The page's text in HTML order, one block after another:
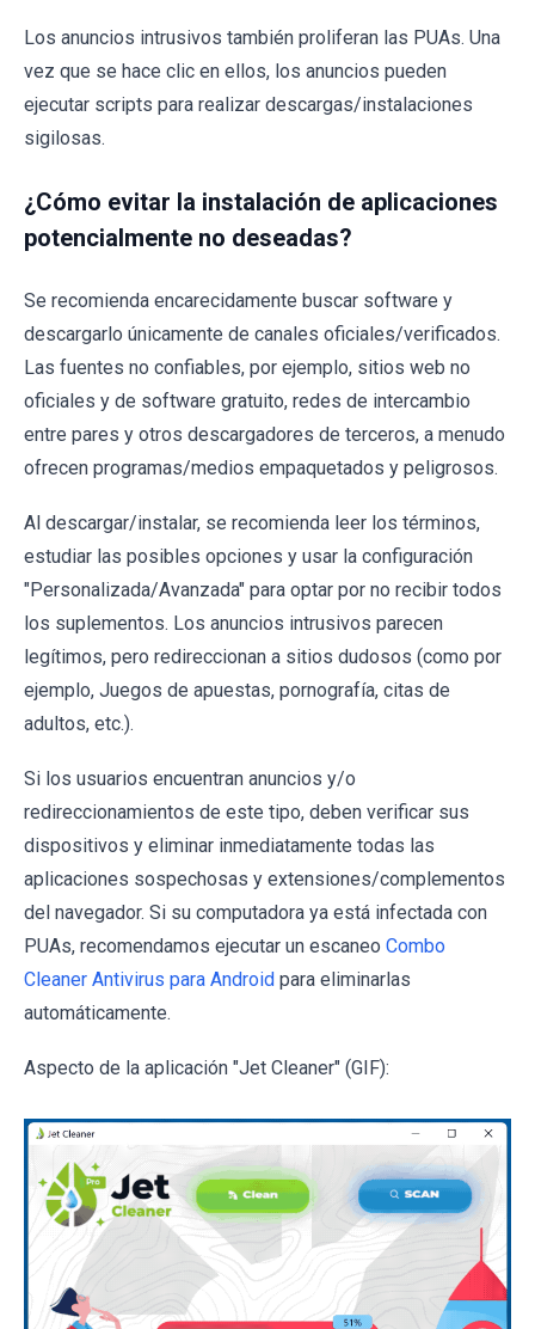
Los anuncios intrusivos también proliferan las PUAs. Una
vez que se hace clic en ellos, los anuncios pueden
ejecutar scripts para realizar descargas/instalaciones
sigilosas.
¿Cómo evitar la instalación de aplicaciones
potencialmente no deseadas?
Se recomienda encarecidamente buscar software y
descargarlo únicamente de canales oficiales/verificados.
Las fuentes no confiables, por ejemplo, sitios web no
oficiales y de software gratuito, redes de intercambio
entre pares y otros descargadores de terceros, a menudo
ofrecen programas/medios empaquetados y peligrosos.
Al descargar/instalar, se recomienda leer los términos,
estudiar las posibles opciones y usar la configuración
"Personalizada/Avanzada" para optar por no recibir todos
los suplementos. Los anuncios intrusivos parecen
legítimos, pero redireccionan a sitios dudosos (como por
ejemplo, Juegos de apuestas, pornografía, citas de
adultos, etc.).
Si los usuarios encuentran anuncios y/o
redireccionamientos de este tipo, deben verificar sus
dispositivos y eliminar inmediatamente todas las
aplicaciones sospechosas y extensiones/complementos
del navegador. Si su computadora ya está infectada con
PUAs, recomendamos ejecutar un escaneo Combo
Cleaner Antivirus para Android para eliminarlas
automáticamente.
Aspecto de la aplicación "Jet Cleaner" (GIF):